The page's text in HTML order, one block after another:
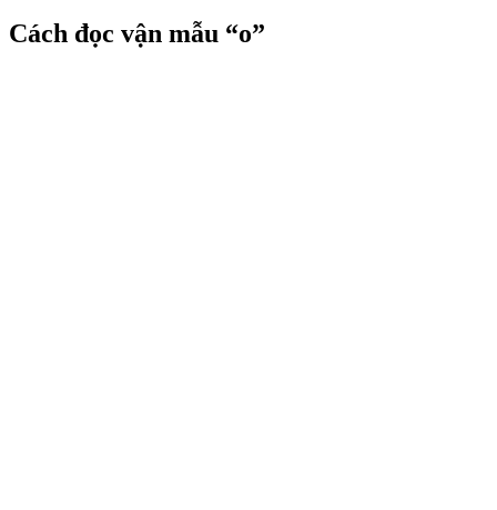
Cách đọc vận mẫu “o”